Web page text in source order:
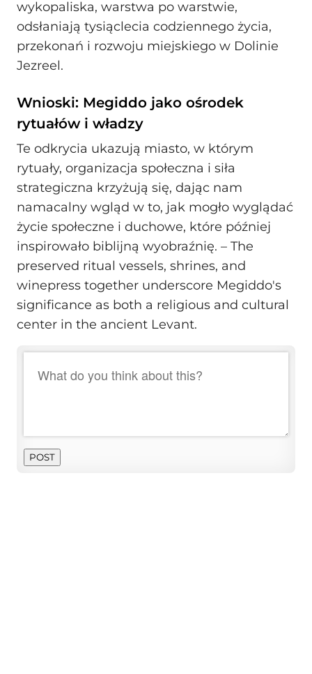
wykopaliska, warstwa po warstwie,
odsłaniają tysiąclecia codziennego życia,
przekonań i rozwoju miejskiego w Dolinie
Jezreel.
Wnioski: Megiddo jako ośrodek
rytuałów i władzy
Te odkrycia ukazują miasto, w którym
rytuały, organizacja społeczna i siła
strategiczna krzyżują się, dając nam
namacalny wgląd w to, jak mogło wyglądać
życie społeczne i duchowe, które później
inspirowało biblijną wyobraźnię. – The
preserved ritual vessels, shrines, and
winepress together underscore Megiddo's
significance as both a religious and cultural
center in the ancient Levant.
POST